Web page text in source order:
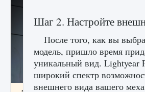
Шаг 2. Настройте
После того, как вы
модель, пришло время
уникальный вид. Lightyear
широкий спектр
внешнего вида вашего